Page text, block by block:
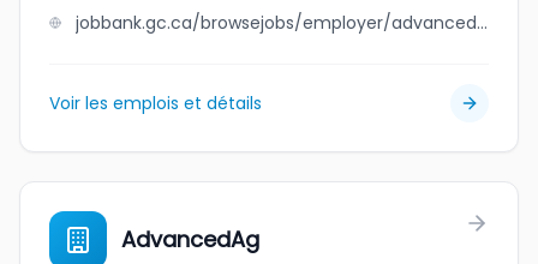
jobbank.gc.ca/browsejobs/employer/advanced+1+stop+service+%26+sales/ca
Voir les emplois et détails
AdvancedAg